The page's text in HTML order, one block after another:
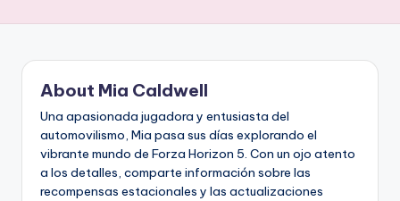
About Mia Caldwell
Una apasionada jugadora y entusiasta del
automovilismo, Mia pasa sus días explorando el
vibrante mundo de Forza Horizon 5. Con un ojo atento
a los detalles, comparte información sobre las
recompensas estacionales y las actualizaciones